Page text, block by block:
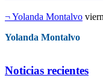
¬ Yolanda Montalvo
Yolanda Montalvo
Noticias recientes